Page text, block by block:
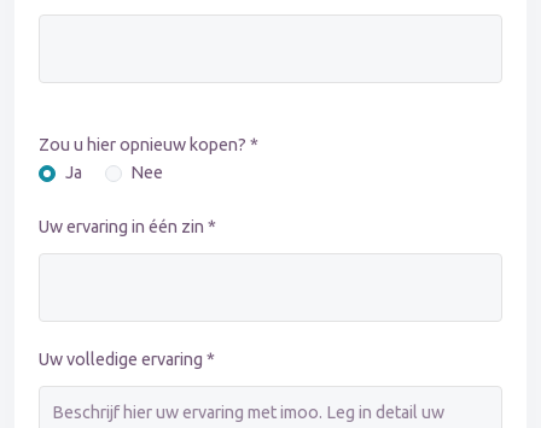
Zou u hier opnieuw kopen? *
Ja
Nee
Uw ervaring in één zin *
Uw volledige ervaring *